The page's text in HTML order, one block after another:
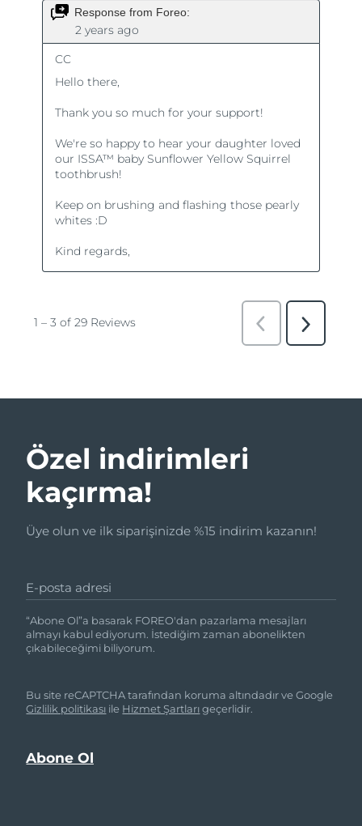
Özel indirimleri
kaçırma!
Üye olun ve ilk siparişinizde %15 indirim kazanın!
E-posta adresi
“Abone Ol”a basarak FOREO'dan pazarlama mesajları
almayı kabul ediyorum. İstediğim zaman abonelikten
çıkabileceğimi biliyorum.
Bu site reCAPTCHA tarafından koruma altındadır ve Google
Gizlilik politikası ile Hizmet Şartlarıgeçerlidir.